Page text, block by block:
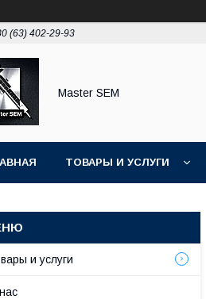
(63) 402-29-93
Master SEM
ТОВАРЫ И УСЛУГИ
и услуги